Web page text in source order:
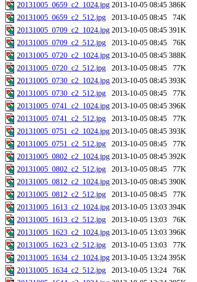
20131005_0659_c2_1024.jpg 2013-10-05 08:45 386K
20131005_0659_c2_512.jpg
2013-10-05 08:45
74K
20131005_0709_c2_1024.jpg 2013-10-05 08:45 391K
20131005_0709_c2_512.jpg
2013-10-05 08:45
76K
20131005_0720_c2_1024.jpg 2013-10-05 08:45 388K
20131005_0720_c2_512.jpg
2013-10-05 08:45
77K
20131005_0730_c2_1024.jpg 2013-10-05 08:45 393K
20131005_0730_c2_512.jpg
2013-10-05 08:45
77K
20131005_0741_c2_1024.jpg 2013-10-05 08:45 396K
20131005_0741_c2_512.jpg
2013-10-05 08:45
77K
20131005_0751_c2_1024.jpg 2013-10-05 08:45 393K
20131005_0751_c2_512.jpg
2013-10-05 08:45
77K
20131005_0802_c2_1024.jpg 2013-10-05 08:45 392K
20131005_0802_c2_512.jpg
2013-10-05 08:45
77K
20131005_0812_c2_1024.jpg 2013-10-05 08:45 390K
20131005_0812_c2_512.jpg
2013-10-05 08:45
77K
20131005_1613_c2_1024.jpg 2013-10-05 13:03 394K
20131005_1613_c2_512.jpg
2013-10-05 13:03
76K
20131005_1623_c2_1024.jpg 2013-10-05 13:03 396K
20131005_1623_c2_512.jpg
2013-10-05 13:03
77K
20131005_1634_c2_1024.jpg 2013-10-05 13:24 395K
20131005_1634_c2_512.jpg
2013-10-05 13:24
76K